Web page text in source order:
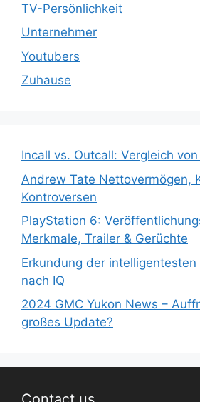
TV-Persönlichkeit
Unternehmer
Youtubers
Zuhause
Incall vs. Outcall: Vergleich
Andrew Tate Nettovermögen,
Kontroversen
PlayStation 6:
Merkmale, Trailer & Gerüchte
Erkundung der
nach IQ
2024 GMC Yukon News –
großes Update?